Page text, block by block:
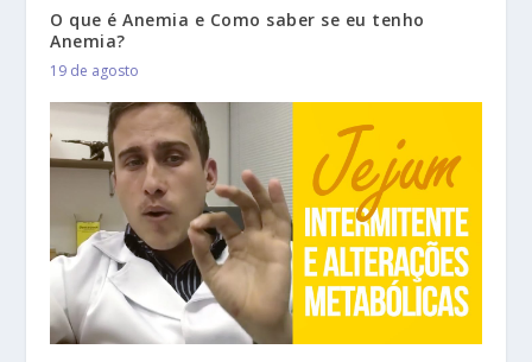
O que é Anemia e Como saber se eu tenho
Anemia?
19 de agosto